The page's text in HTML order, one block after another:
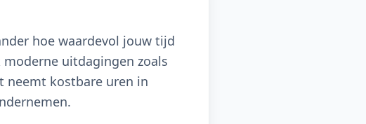
hoe waardevol jouw tijd
uitdagingen zoals
neemt kostbare uren in